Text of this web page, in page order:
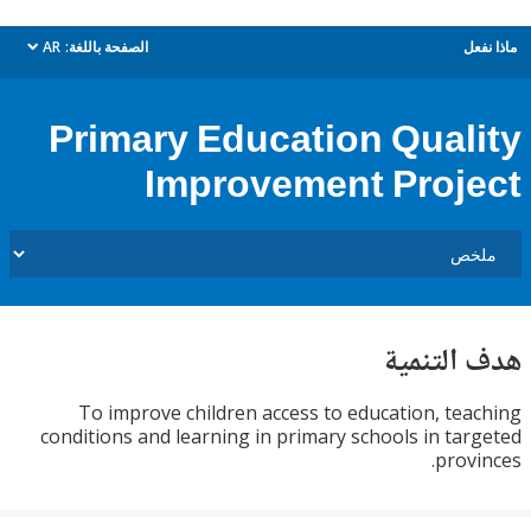
الصفحة باللغة: AR
dropdown
Primary Education
Improvement
To improve children access to education,
conditions and learning in primary schools in